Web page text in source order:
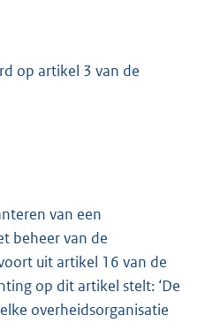
op artikel 3 van de
van een
beheer van de
uit artikel 16 van de
op dit artikel stelt: ‘De
overheidsorganisatie